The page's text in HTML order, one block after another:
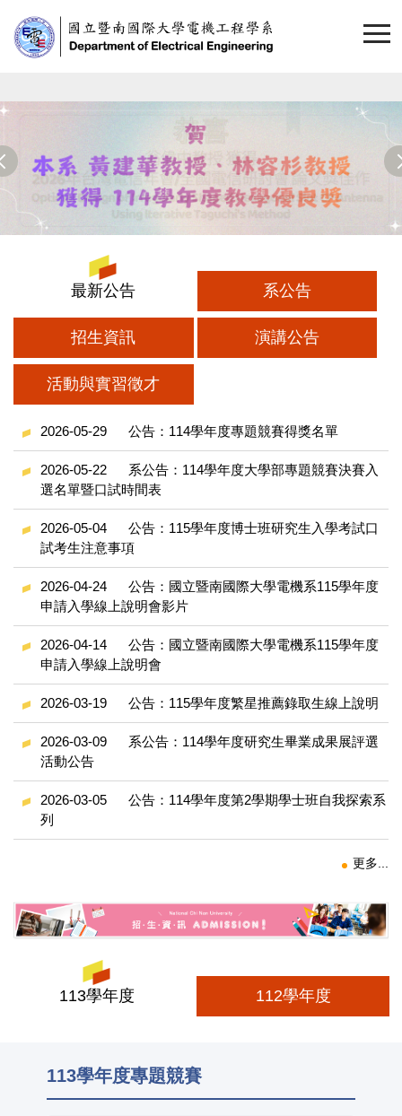
到
主
內
區
最新公告 系公告
招生資訊 演講公告
活動與實習徵才
2026-05-29 公告：114學年度專題競賽得獎名單
2026-05-22
系公告：114學年度大學部專題競賽決賽入
選名單暨口試時間表
2026-05-04
公告：115學年度博士班研究生入學考試口
試考生注意事項
2026-04-24
公告：國立暨南國際大學電機系115學年度
申請入學線上說明會影片
2026-04-14
公告：國立暨南國際大學電機系115學年度
申請入學線上說明會
2026-03-19 公告：115學年度繁星推薦錄取生線上說明
2026-03-09
系公告：114學年度研究生畢業成果展評選
活動公告
2026-03-05
公告：114學年度第2學期學士班自我探索系
列
更多...
113學年度 112學年度
113學年度專題競賽